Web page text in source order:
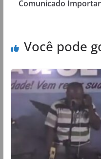
Comunicado
Você pode